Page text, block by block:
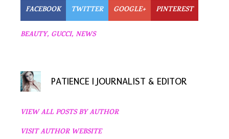
FACEBOOK TWITTER GOOGLE+ PINTEREST
BEAUTY, GUCCI, NEWS
PATIENCE I JOURNALIST & EDITOR
VIEW ALL POSTS BY AUTHOR
VISIT AUTHOR WEBSITE